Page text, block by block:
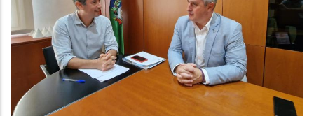
El President Es Reuneix Amb Tots
Els Alcaldes